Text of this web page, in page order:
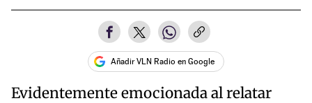
Añadir VLN Radio en Google
Evidentemente emocionada al relatar